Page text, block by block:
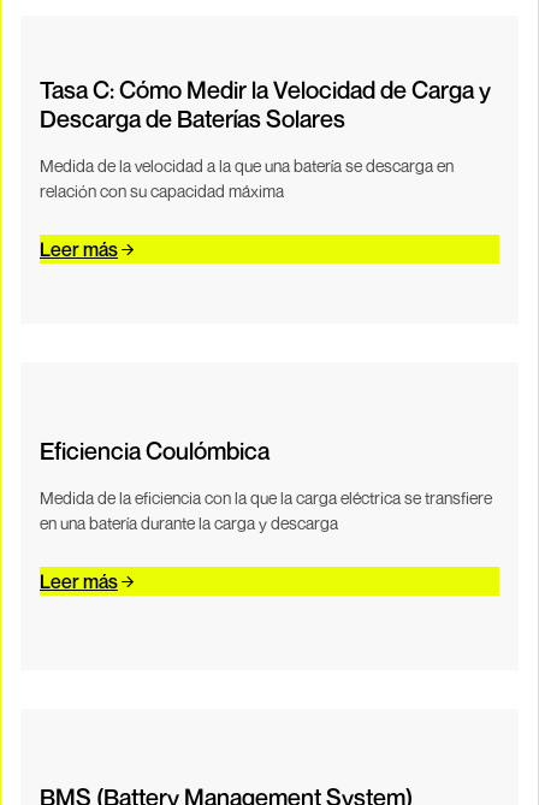
Tasa C: Cómo Medir la Velocidad de Carga y
Descarga de Baterías Solares
Medida de la velocidad a la que una batería se descarga en
relación con su capacidad máxima
Leer más
Eficiencia Coulómbica
Medida de la eficiencia con la que la carga eléctrica se transfiere
en una batería durante la carga y descarga
Leer más
BMS (Battery Management System)